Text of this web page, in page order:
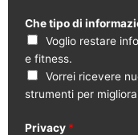
Che tipo di
Voglio restare
e fitness.
Vorrei ricevere
strumenti per
Privacy *